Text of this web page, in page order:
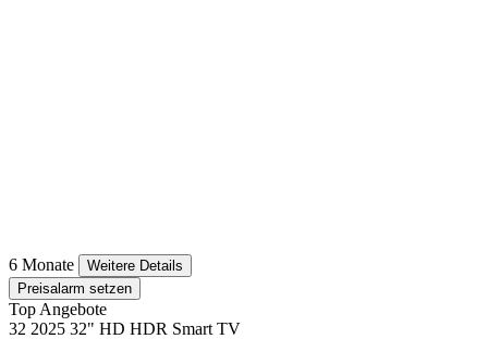
6 Monate
Weitere Details
Preisalarm setzen
Top Angebote
32 2025 32" HD HDR Smart TV